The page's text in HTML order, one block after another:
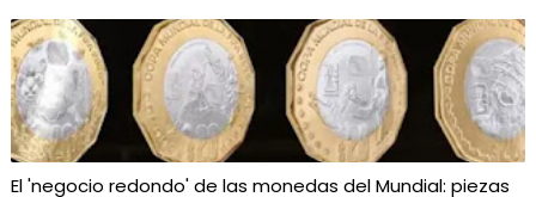
El 'negocio redondo' de las monedas del Mundial: piezas